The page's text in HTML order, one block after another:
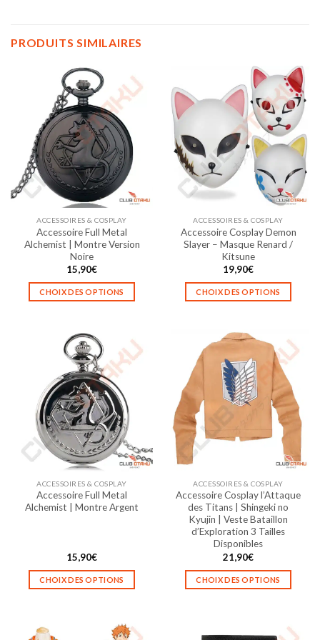
PRODUITS SIMILAIRES
ACCESSOIRES & COSPLAY
Accessoire Full Metal
Alchemist | Montre Version
Noire
15,90€
CHOIX DES OPTIONS
a
plusieurs
variations.
Les
options
peuvent
être
choisies
sur
la
page
du
ACCESSOIRES & COSPLAY
Accessoire Cosplay Demon
Slayer – Masque Renard /
Kitsune
19,90€
CHOIX DES OPTIONS
a
plusieurs
variations.
Les
options
peuvent
choisies
page
du
produit
ACCESSOIRES & COSPLAY
Accessoire Full Metal
Alchemist | Montre Argent
15,90€
CHOIX DES OPTIONS
ACCESSOIRES & COSPLAY
Accessoire Cosplay l’Attaque
des Titans | Shingeki no
Kyujin | Veste Bataillon
d’Exploration 3 Tailles
Disponibles
21,90€
CHOIX DES OPTIONS